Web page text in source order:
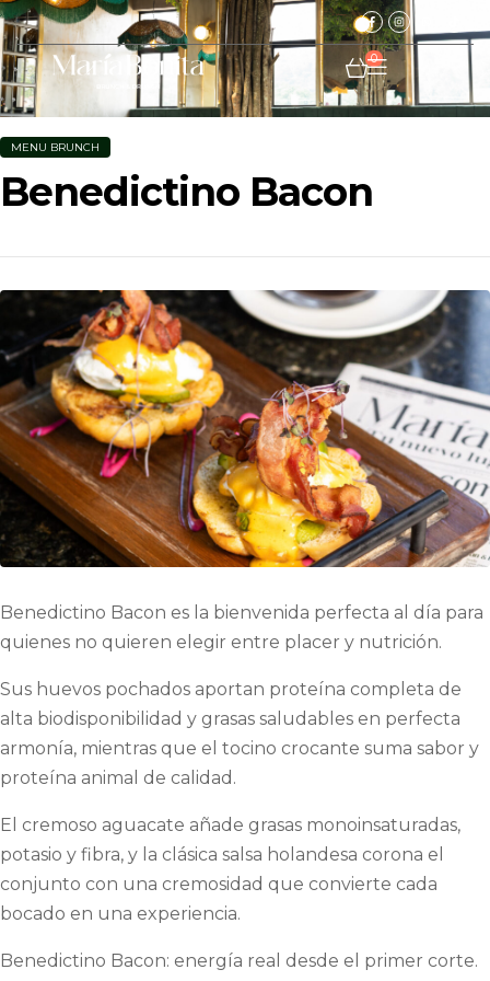
0
MENU BRUNCH
Benedictino Bacon
Benedictino Bacon es la bienvenida perfecta al día para
quienes no quieren elegir entre placer y nutrición.
Sus huevos pochados aportan proteína completa de
alta biodisponibilidad y grasas saludables en perfecta
armonía, mientras que el tocino crocante suma sabor y
proteína animal de calidad.
El cremoso aguacate añade grasas monoinsaturadas,
potasio y fibra, y la clásica salsa holandesa corona el
conjunto con una cremosidad que convierte cada
bocado en una experiencia.
Benedictino Bacon: energía real desde el primer corte.